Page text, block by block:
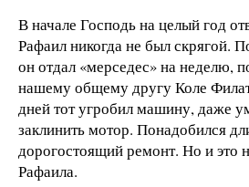
В начале Господь на целый год
Рафаил никогда не был скрягой.
он отдал «мерседес» на неделю,
нашему общему другу Коле
дней тот угробил машину, даже
заклинить мотор. Понадобился
дорогостоящий ремонт. Но и это
Рафаила.